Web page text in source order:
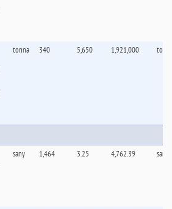
tonna 340 5,650 1,921,000
sany 1,464 3.25 4,762.39 sany